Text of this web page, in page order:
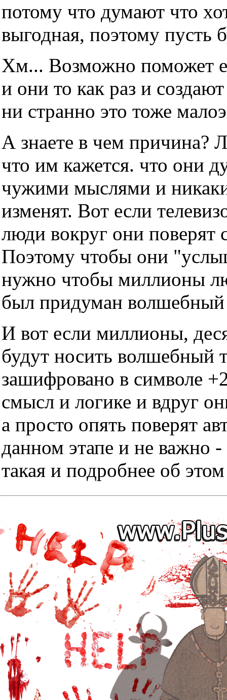
потому что думают что
выгодная, поэтому пусть
Хм... Возможно поможет
и они то как раз и
ни странно это тоже
А знаете в чем причина?
что им кажется. что они
чужими мыслями и
изменят. Вот если
люди вокруг они поверят
Поэтому чтобы они
нужно чтобы миллионы
был придуман волшебный
И вот если миллионы,
будут носить волшебный
зашифровано в символе
смысл и логике и вдруг
а просто опять поверят
данном этапе и не важно
такая и подробнее об